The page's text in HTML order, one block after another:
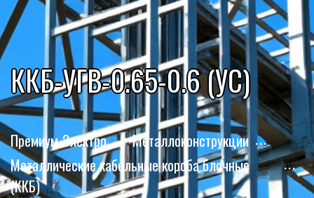
ККБ-УГВ-0.65-0.6 (УС)
Премиум-Электро
Металлоконструкции
Металлические кабельные короба блочные
(ККБ)